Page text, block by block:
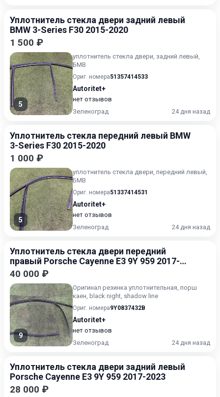
Уплотнитель стекла двери задний левый
BMW 3-Series F30 2015-2020
1 500 ₽
5
уплотнитель стекла двери, задний левый,
БМВ
Ориг. номера51357414533
Autoritet+
нет отзывов
Зеленоград
24 дня назад
Уплотнитель стекла передний левый BMW
3-Series F30 2015-2020
1 000 ₽
5
уплотнитель стекла двери, передний левый,
БМВ
Ориг. номера51337414531
Autoritet+
нет отзывов
Зеленоград
24 дня назад
Уплотнитель стекла двери передний
правый Porsche Cayenne E3 9Y 959 2017-
2023
40 000 ₽
9
Оригинал резинка уплотнительная, порш
каен, black night, shadow line
Ориг. номера9Y0837432B
Autoritet+
нет отзывов
Зеленоград
24 дня назад
Уплотнитель стекла двери задний левый
Porsche Cayenne E3 9Y 959 2017-2023
28 000 ₽